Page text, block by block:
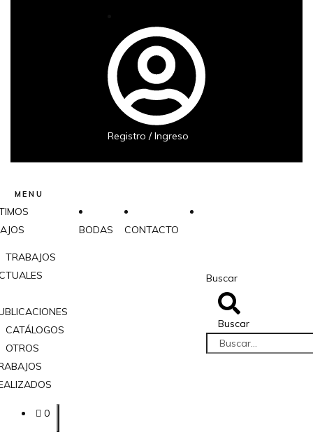
Registro / Ingreso
MENU
TRABAJOS
CATÁLOGOS
OTROS
BODAS CONTACTO
0
Buscar
Buscar